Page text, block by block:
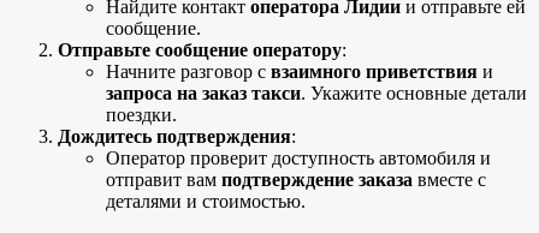
Найдите контакт оператора Лидии и отправьте ей
сообщение.
Отправьте сообщение оператору:
Начните разговор с взаимного приветствия и
запроса на заказ такси. Укажите основные детали
поездки.
Дождитесь подтверждения:
Оператор проверит доступность автомобиля и
отправит вам подтверждение заказа вместе с
деталями и стоимостью.